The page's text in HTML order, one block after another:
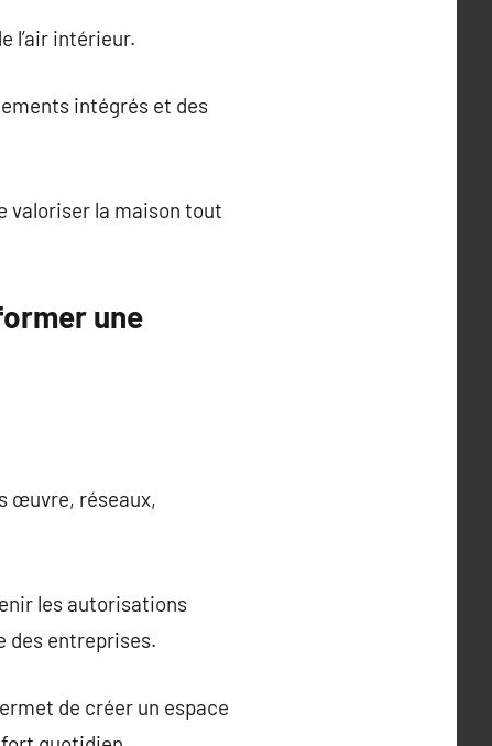
l’air intérieur.
intégrés et des
valoriser la maison tout
une
œuvre, réseaux,
les autorisations
des entreprises.
de créer un espace